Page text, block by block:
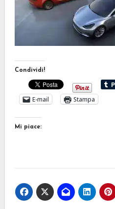
Condividi!
E-mail
Stampa
Mi piace: